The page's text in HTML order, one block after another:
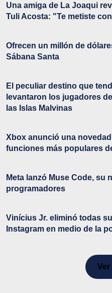
Una amiga de La Joaqui
Tuli Acosta: "Te metiste
Ofrecen un millón de
Sábana Santa
El peculiar destino que
levantaron los jugadores
las Islas Malvinas
Xbox anunció una
funciones más populares
Meta lanzó Muse Code, su
programadores
Vinícius Jr. eliminó todas
Instagram en medio de la
Ver